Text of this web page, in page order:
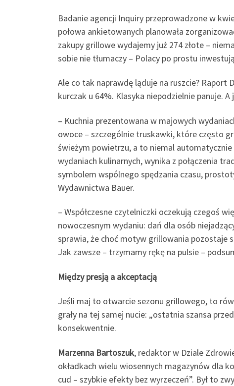
Badanie agencji Inquiry przeprowadzone w
połowa ankietowanych planowała
zakupy grillowe wydajemy już 274 złote –
sobie nie tłumaczy – Polacy po prostu
Ale co tak naprawdę ląduje na ruszcie? Raport
kurczak u 64%. Klasyka niepodzielnie panuje.
– Kuchnia prezentowana w majowych
owoce – szczególnie truskawki, które często
świeżym powietrzu, a to niemal
wydaniach kulinarnych, wynika z połączenia
symbolem wspólnego spędzania czasu,
Wydawnictwa Bauer.
– Współczesne czytelniczki oczekują czegoś
nowoczesnym wydaniu: dań dla osób
sprawia, że choć motyw grillowania pozostaje
Jak zawsze – trzymamy rękę na pulsie –
Między presją a akceptacją
Jeśli maj to otwarcie sezonu grillowego, to
grały na tej samej nucie: „ostatnia szansa
konsekwentnie.
Marzenna Bartoszuk, redaktor w Dziale
okładkach wielu wiosennych magazynów dla
cud – szybkie efekty bez wyrzeczeń”. Był to